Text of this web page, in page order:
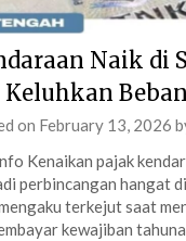
Naik di
Keluhkan
on February 13, 2026
Kenaikan pajak
perbincangan hangat
terkejut saat
kewajiban